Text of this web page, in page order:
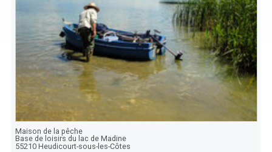
Maison de la pêche
Base de loisirs du lac de Madine
55210Heudicourt-sous-les-Côtes